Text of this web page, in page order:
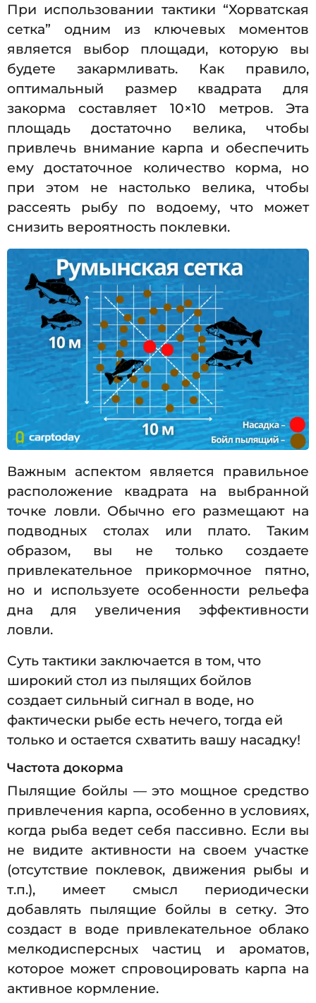
При использовании тактики “Хорватская
сетка” одним из ключевых моментов
является выбор площади, которую вы
будете закармливать. Как правило,
оптимальный размер квадрата для
закорма составляет 10×10 метров. Эта
площадь достаточно велика, чтобы
привлечь внимание карпа и обеспечить
ему достаточное количество корма, но
при этом не настолько велика, чтобы
рассеять рыбу по водоему, что может
снизить вероятность поклевки.
Важным аспектом является правильное
расположение квадрата на выбранной
точке ловли. Обычно его размещают на
подводных столах или плато. Таким
образом, вы не только создаете
привлекательное прикормочное пятно,
но и используете особенности рельефа
дна для увеличения эффективности
ловли.
Суть тактики заключается в том, что
широкий стол из пылящих бойлов
создает сильный сигнал в воде, но
фактически рыбе есть нечего, тогда ей
только и остается схватить вашу насадку!
Частота докорма
Пылящие бойлы — это мощное средство
привлечения карпа, особенно в условиях,
когда рыба ведет себя пассивно. Если вы
не видите активности на своем участке
(отсутствие поклевок, движения рыбы и
т.п.), имеет смысл периодически
добавлять пылящие бойлы в сетку. Это
создаст в воде привлекательное облако
мелкодисперсных частиц и ароматов,
которое может спровоцировать карпа на
активное кормление.